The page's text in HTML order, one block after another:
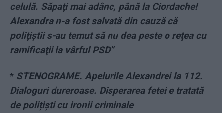
celulă. Săpaţi mai adânc, până la Ciordache!
Alexandra n-a fost salvată din cauză că
poliţiştii s-au temut să nu dea peste o reţea cu
ramificaţii la vârful PSD”
* STENOGRAME. Apelurile Alexandrei la 112.
Dialoguri dureroase. Disperarea fetei e tratată
de polițiști cu ironii criminale